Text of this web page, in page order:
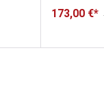
5 von 5 Sternen
173,00 €*